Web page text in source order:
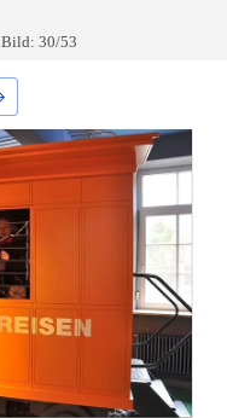
Bild: 30/53